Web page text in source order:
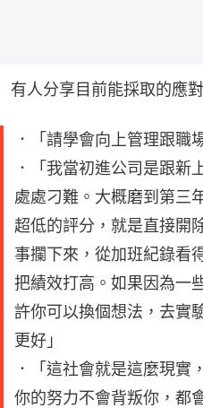
有人分享目前能採取的應
．「請學會向上管理跟職
．「我當初進公司是跟新
處處刁難。大概磨到第三
超低的評分，就是直接開
事攔下來，從加班紀錄看
把績效打高。如果因為一
許你可以換個想法，去實
更好」
．「這社會就是這麼現實
你的努力不會背叛你，都